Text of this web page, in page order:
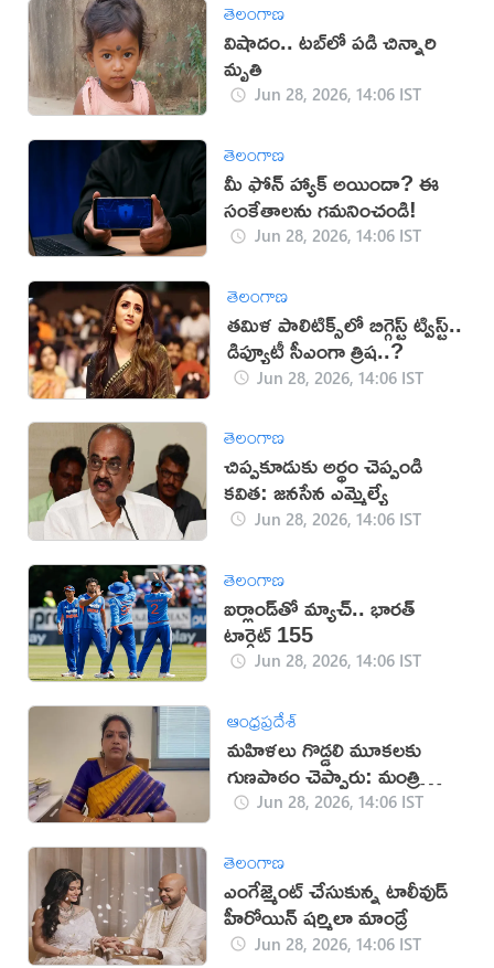
తెలంగాణ
విషాదం.. టబ్‌లో పడి చిన్నారి
మృతి
Jun 28, 2026, 14:06 IST
తెలంగాణ
మీ ఫోన్ హ్యాక్ అయిందా? ఈ
సంకేతాలను గమనించండి!
Jun 28, 2026, 14:06 IST
తెలంగాణ
తమిళ పాలిటిక్స్‌లో బిగ్గెస్ట్ ట్విస్ట్..
డిప్యూటీ సీఎంగా త్రిష..?
Jun 28, 2026, 14:06 IST
తెలంగాణ
చిప్పకూడుకు అర్థం చెప్పండి
కవిత: జనసేన ఎమ్మెల్యే
Jun 28, 2026, 14:06 IST
తెలంగాణ
ఐర్లాండ్‌తో మ్యాచ్.. భారత్
టార్గెట్ 155
Jun 28, 2026, 14:06 IST
ఆంధ్రప్రదేశ్
మహిళలు గొడ్డలి మూకలకు
గుణపాఠం చెప్పారు: మంత్రి
సంధ్యారాణి
Jun 28, 2026, 14:06 IST
తెలంగాణ
ఎంగేజ్మెంట్ చేసుకున్న టాలీవుడ్
హీరోయిన్ షర్మిలా మాండ్రే
Jun 28, 2026, 14:06 IST